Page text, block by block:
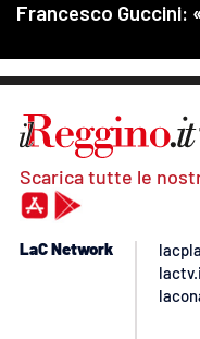
Scarica tutte le
LaC Network